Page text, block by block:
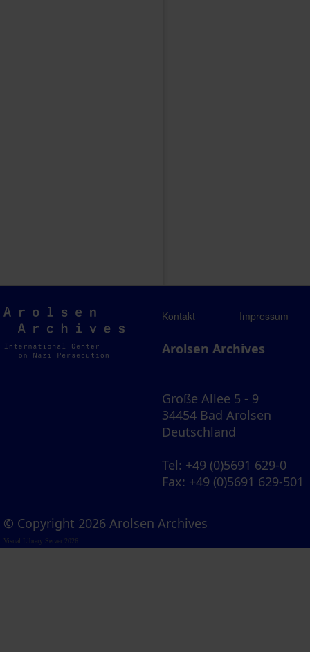
Arolsen
Archives
Kontakt Impressum
Arolsen Archives
Große Allee 5 - 9
34454 Bad Arolsen
Deutschland
Tel: +49 (0)5691 629-0
Fax: +49 (0)5691 629-501
© Copyright 2026 Arolsen Archives
Visual Library Server 2026